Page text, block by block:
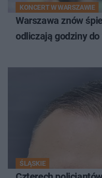
KONCERT W WARSZAWIE
Warszawa znów
odliczają godziny
ŚLĄSKIE